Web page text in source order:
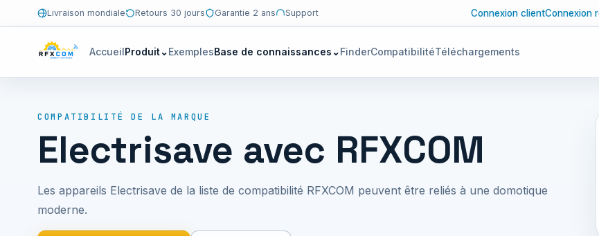
Livraison mondiale Retours 30 jours Garantie 2 ans Support Connexion clientConnexion
AccueilProduit⌄ExemplesBase de connaissances ⌄FinderCompatibilitéTéléchargements
COMPATIBILITÉ DE LA MARQUE
Electrisave avec RFXCOM
Les appareils Electrisave de la liste de compatibilité RFXCOM peuvent être reliés à une domotique
moderne.